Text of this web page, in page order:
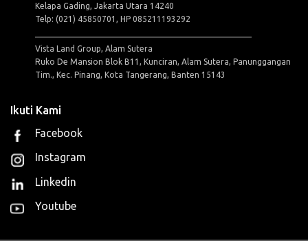
Kelapa Gading, Jakarta Utara 14240
Telp: (021) 45850701, HP 085211193292
Vista Land Group, Alam Sutera
Ruko De Mansion Blok B11, Kunciran, Alam Sutera, Panunggangan
Tim., Kec. Pinang, Kota Tangerang, Banten 15143
Ikuti Kami
Facebook
Instagram
Linkedin
Youtube